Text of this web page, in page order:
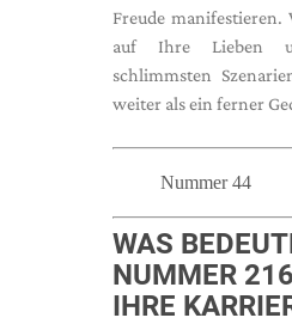
Freude manifestieren.
auf Ihre Lieben
schlimmsten
weiter als ein ferner
Nummer 44
WAS
NUMMER
IHRE